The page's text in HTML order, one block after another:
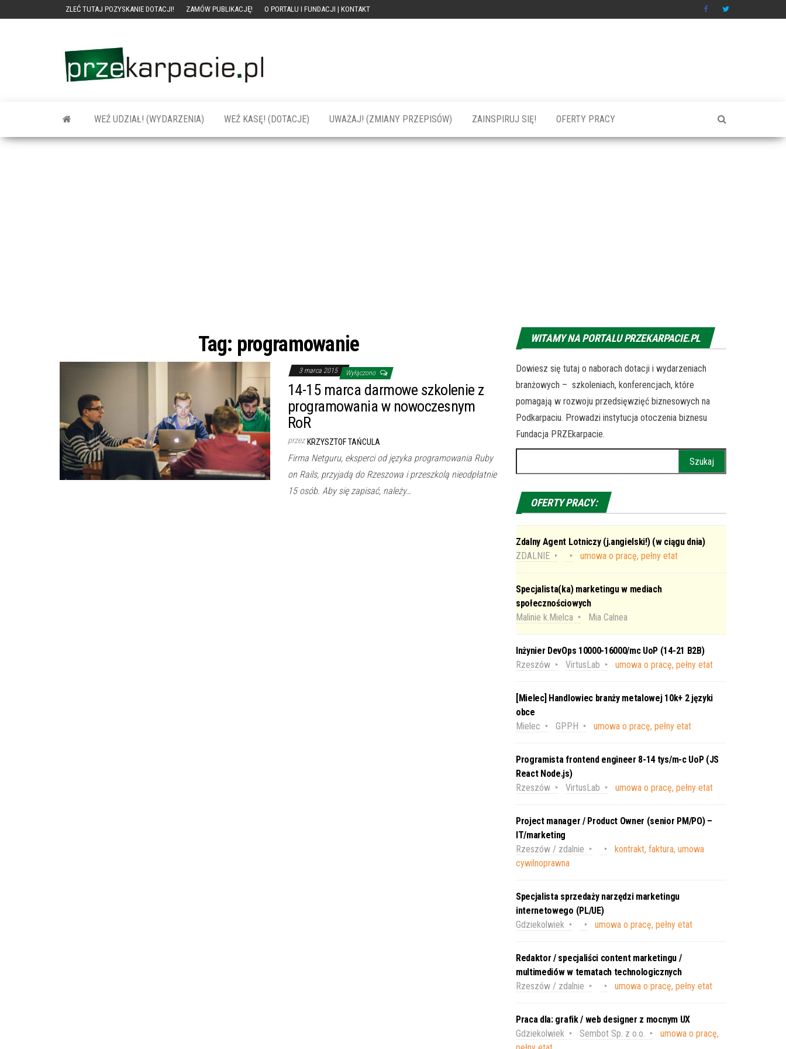
ZLEĆ TUTAJ POZYSKANIE DOTACJI! ZAMÓW PUBLIKACJĘ! O PORTALU I FUNDACJI | KONTAKT
szkolenia dla
firm
WEŹ UDZIAŁ! (WYDARZENIA) WEŹ KASĘ! (DOTACJE) UWAŻAJ! (ZMIANY PRZEPISÓW) ZAINSPIRUJ SIĘ! OFERTY PRACY
Tag: programowanie
3 marca 2015 Wyłączono
14-15 marca darmowe szkolenie z
programowania w nowoczesnym
RoR
przez KRZYSZTOF TAŃCULA
Firma Netguru, eksperci od języka programowania Ruby
on Rails, przyjadą do Rzeszowa i przeszkolą nieodpłatnie
15 osób. Aby się zapisać, należy…
WITAMY NA PORTALU PRZEKARPACIE.PL
Dowiesz się tutaj o naborach dotacji i wydarzeniach
branżowych – szkoleniach, konferencjach, które
pomagają w rozwoju przedsięwzięć biznesowych na
Podkarpaciu. Prowadzi instytucja otoczenia biznesu
Fundacja PRZEkarpacie.
OFERTY PRACY:
Zdalny Agent Lotniczy (j.angielski!) (w ciągu dnia)
ZDALNIE
umowa o pracę, pełny etat
Specjalista(ka) marketingu w mediach
społecznościowych
Malinie k.Mielca
Mia Calnea
Inżynier DevOps 10000-16000/mc UoP (14-21 B2B)
Rzeszów
VirtusLab umowa o pracę, pełny etat
[Mielec] Handlowiec branży metalowej 10k+ 2 języki
obce
Mielec
GPPH umowa o pracę, pełny etat
Programista frontend engineer 8-14 tys/m-c UoP (JS
React Node.js)
Rzeszów
VirtusLab umowa o pracę, pełny etat
Project manager / Product Owner (senior PM/PO) –
IT/marketing
Rzeszów / zdalnie
kontrakt, faktura, umowa
cywilnoprawna
Specjalista sprzedaży narzędzi marketingu
internetowego (PL/UE)
Gdziekolwiek
umowa o pracę, pełny etat
Redaktor / specjaliści content marketingu /
multimediów w tematach technologicznych
Rzeszów / zdalnie
umowa o pracę, pełny etat
Praca dla: grafik / web designer z mocnym UX
Gdziekolwiek
Sembot Sp. z o.o.
umowa o pracę,